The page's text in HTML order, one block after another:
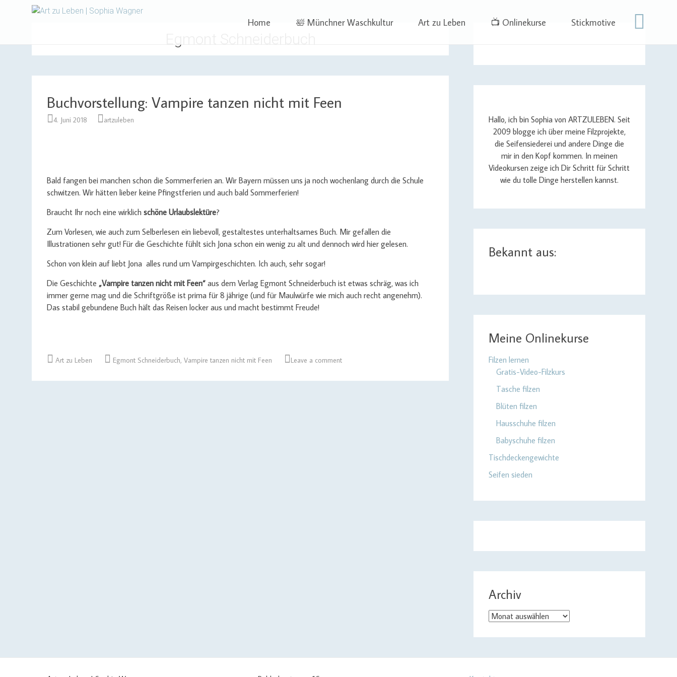
Art zu Leben | Sophia Wagner
to
Home 🛀 Münchner Waschkultur Art zu Leben 📺 Onlinekurse Stickmotive
Buchvorstellung: Vampire tanzen nicht mit Feen
4. Juni 2018 artzuleben
Bald fangen bei manchen schon die Sommerferien an. Wir Bayern müssen uns ja noch wochenlang durch die Schule
schwitzen. Wir hätten lieber keine Pfingstferien und auch bald Sommerferien!
Braucht Ihr noch eine wirklich schöne Urlaubslektüre?
Zum Vorlesen, wie auch zum Selberlesen ein liebevoll, gestaltestes unterhaltsames Buch. Mir gefallen die
Illustrationen sehr gut! Für die Geschichte fühlt sich Jona schon ein wenig zu alt und dennoch wird hier gelesen.
Schon von klein auf liebt Jona alles rund um Vampirgeschichten. Ich auch, sehr sogar!
Die Geschichte „Vampire tanzen nicht mit Feen“ aus dem Verlag Egmont Schneiderbuch ist etwas schräg, was ich
immer gerne mag und die Schriftgröße ist prima für 8 jährige (und für Maulwürfe wie mich auch recht angenehm).
Das stabil gebundene Buch hält das Reisen locker aus und macht bestimmt Freude!
Art zu Leben Egmont Schneiderbuch, Vampire tanzen nicht mit Feen Leave a comment
Hallo, ich bin Sophia von ARTZULEBEN. Seit
2009 blogge ich über meine Filzprojekte,
die Seifensiederei und andere Dinge die
mir in den Kopf kommen. In meinen
Videokursen zeige ich Dir Schritt für Schritt
wie du tolle Dinge herstellen kannst.
Bekannt aus:
Meine Onlinekurse
Filzen lernen
Gratis-Video-Filzkurs
Tasche filzen
Blüten filzen
Hausschuhe filzen
Babyschuhe filzen
Tischdeckengewichte
Seifen sieden
Archiv
Archiv